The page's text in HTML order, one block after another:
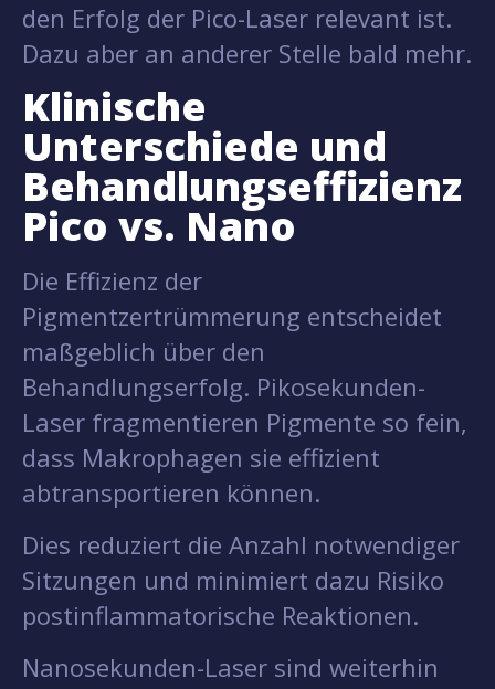
den Erfolg der Pico-Laser relevant ist.
Dazu aber an anderer Stelle bald mehr.
Klinische
Unterschiede und
Behandlungseffizienz
Pico vs. Nano
Die Effizienz der
Pigmentzertrümmerung entscheidet
maßgeblich über den
Behandlungserfolg. Pikosekunden-
Laser fragmentieren Pigmente so fein,
dass Makrophagen sie effizient
abtransportieren können.
Dies reduziert die Anzahl notwendiger
Sitzungen und minimiert dazu Risiko
postinflammatorische Reaktionen.
Nanosekunden-Laser sind weiterhin